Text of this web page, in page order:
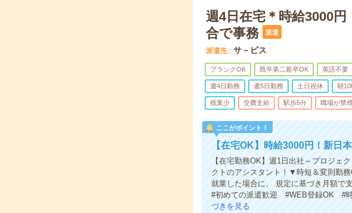
週4日在宅＊時給3000
合で事務
派遣
派遣先 サ－ビス
ブランクOK 既卒第二新卒OK 英語不要
週4日勤務 週5日勤務 土日祝休 朝10
残業少 交費支給 駅歩5分 職場が禁
ここがポイント！
【在宅OK】時給3000円！新日
【在宅勤務OK】週1日出社～プロジェ
クトのアシスタント！▼時短＆変則勤
就業した場合に、 規定に基づき月額で
#初めての派遣歓迎 #WEB登録OK #
づきを見る